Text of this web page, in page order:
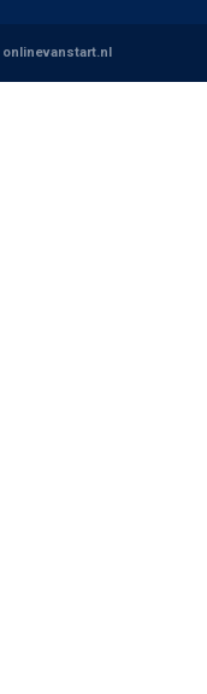
onlinevanstart.nl